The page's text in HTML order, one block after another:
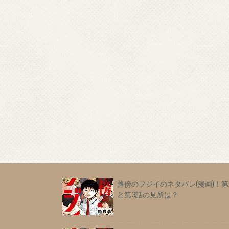
路傍のフジイのネタバレ(漫画)！
と第3話の見所は？